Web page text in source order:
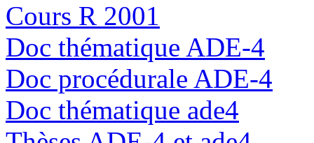
Cours R 2001
Doc thématique ADE-4
Doc procédurale ADE-4
Doc thématique ade4